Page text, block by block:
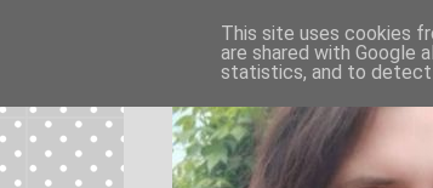
This site uses cookies
are shared with Google
statistics, and to detect